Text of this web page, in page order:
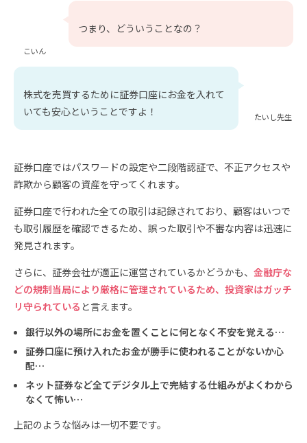
こいん
つまり、どういうことなの？
たいし先生
株式を売買するために証券口座にお金を入れて
いても安心ということですよ！
証券口座ではパスワードの設定や二段階認証で、不正アクセスや
詐欺から顧客の資産を守ってくれます。
証券口座で行われた全ての取引は記録されており、顧客はいつで
も取引履歴を確認できるため、誤った取引や不審な内容は迅速に
発見されます。
さらに、証券会社が適正に運営されているかどうかも、 金融庁な
どの規制当局により厳格に管理されているため、投資家はガッチ
リ守られている と言えます。
銀行以外の場所にお金を置くことに何となく不安を覚える…
証券口座に預け入れたお金が勝手に使われることがないか心
配…
ネット証券など全てデジタル上で完結する仕組みがよくわから
なくて怖い…
上記のような悩みは一切不要です。